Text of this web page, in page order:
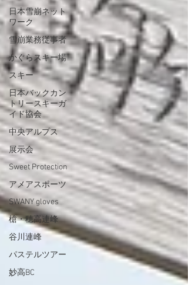
日本雪崩ネット
ワーク
雪崩業務従事者
かぐらスキー場
スキー
日本バックカン
トリースキーガ
イド協会
中央アルプス
展示会
Sweet Protection
アメアスポーツ
SWANY gloves
槍・穂高連峰
谷川連峰
パステルツアー
妙高BC